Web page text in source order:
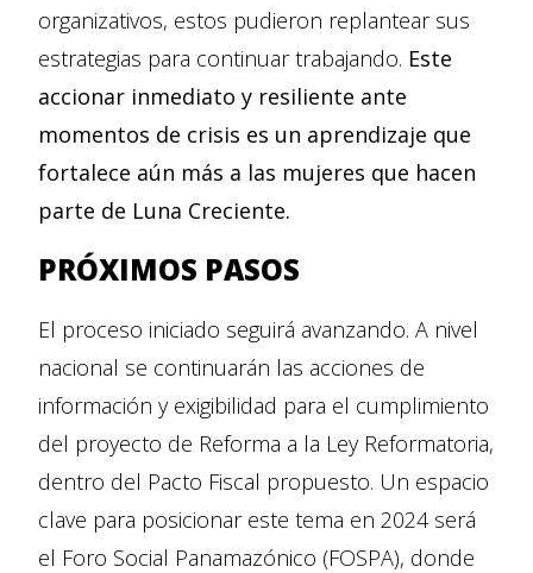
organizativos, estos pudieron replantear sus
estrategias para continuar trabajando. Este
accionar inmediato y resiliente ante
momentos de crisis es un aprendizaje que
fortalece aún más a las mujeres que hacen
parte de Luna Creciente.
PRÓXIMOS PASOS
El proceso iniciado seguirá avanzando. A nivel
nacional se continuarán las acciones de
información y exigibilidad para el cumplimiento
del proyecto de Reforma a la Ley Reformatoria,
dentro del Pacto Fiscal propuesto. Un espacio
clave para posicionar este tema en 2024 será
el Foro Social Panamazónico (FOSPA), donde